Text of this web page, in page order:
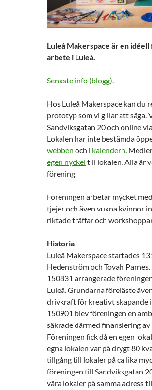
Luleå Makerspace är en
arbete i Luleå.
Senaste info (blogg).
Hos Luleå Makerspace kan du
prototyp som vi gillar att säga.
Sandviksgatan 20 och online
Lokalen har inte bestämda
webben och i kalendern.
egen nyckel till lokalen. Alla är
förening.
Föreningen arbetar mycket
tjejer och även vuxna kvinnor
riktade träffar och
Historia
Luleå Makerspace startades
Hedenström och Tovah
150831 arrangerade
Luleå. Grundarna föreläste
drivkraft för kreativt skapande
150901 blev föreningen en
säkrade därmed finansiering
Föreningen fick då en egen
egna lokalen var på drygt 80
tillgång till lokaler på ca lika
föreningen till Sandviksgatan
våra lokaler på samma adress